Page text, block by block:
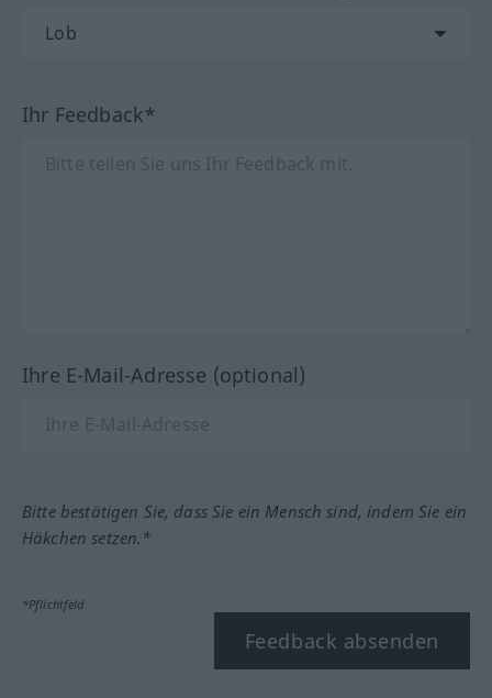
Ihr Feedback*
Ihre E-Mail-Adresse (optional)
Bitte bestätigen Sie, dass Sie ein Mensch sind, indem Sie ein
Häkchen setzen.*
*Pflichtfeld
Feedback absenden